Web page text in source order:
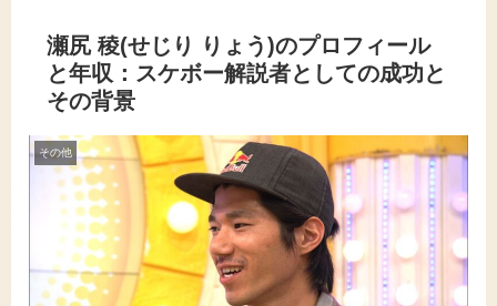
瀬尻 稜(せじり りょう)のプロフィール
と年収：スケボー解説者としての成功と
その背景
その他